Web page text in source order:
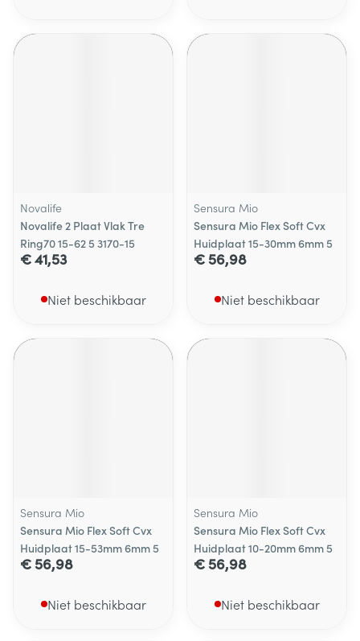
Novalife
Novalife 2 Plaat Vlak Tre
Ring70 15-62 5 3170-15
€ 41,53
Niet beschikbaar
Sensura Mio
Sensura Mio Flex Soft Cvx
Huidplaat 15-30mm 6mm 5
€ 56,98
Niet beschikbaar
Sensura Mio
Sensura Mio Flex Soft Cvx
Huidplaat 15-53mm 6mm 5
€ 56,98
Niet beschikbaar
Sensura Mio
Sensura Mio Flex Soft Cvx
Huidplaat 10-20mm 6mm 5
€ 56,98
Niet beschikbaar